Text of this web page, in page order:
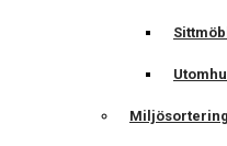
Miljösortering